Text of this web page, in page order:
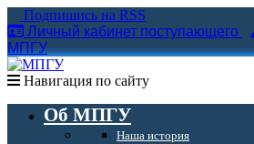
Подпишись на RSS
Личный кабинет поступающего
МПГУ
Навигация по сайту
Об МПГУ
Наша история